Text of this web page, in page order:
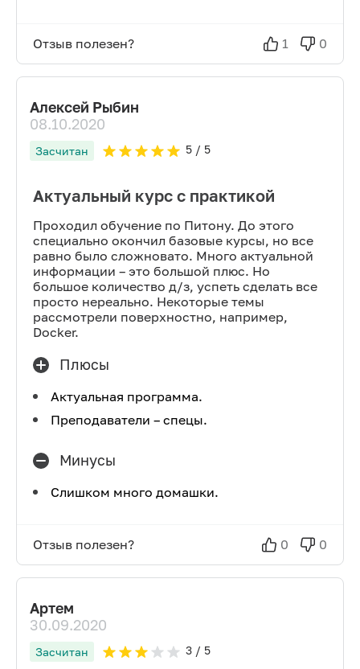
Отзыв полезен? 1 0
Алексей Рыбин
08.10.2020
Засчитан 5/ 5
Актуальный курс с практикой
Проходил обучение по Питону. До этого
специально окончил базовые курсы, но все
равно было сложновато. Много актуальной
информации – это большой плюс. Но
большое количество д/з, успеть сделать все
просто нереально. Некоторые темы
рассмотрели поверхностно, например,
Docker.
Плюсы
Актуальная программа.
Преподаватели – спецы.
Минусы
Слишком много домашки.
Отзыв полезен? 0 0
Артем
30.09.2020
Засчитан 3/ 5